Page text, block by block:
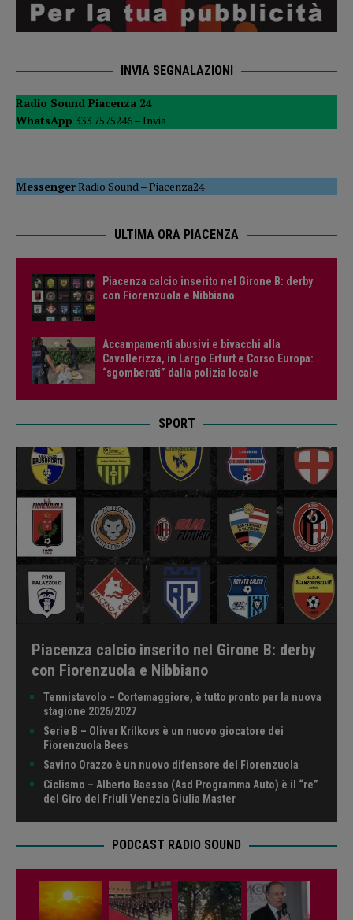
INVIA SEGNALAZIONI
Radio Sound Piacenza 24
WhatsApp 333 7575246 – Invia
MessengerRadio Sound–Piacenza24
ULTIMA ORA PIACENZA
Piacenza calcio inserito nel Girone B: derby
con Fiorenzuola e Nibbiano
Accampamenti abusivi e bivacchi alla
Cavallerizza, in Largo Erfurt e Corso Europa:
“sgomberati” dalla polizia locale
SPORT
Piacenza calcio inserito nel Girone B: derby
con Fiorenzuola e Nibbiano
Tennistavolo – Cortemaggiore, è tutto pronto per la nuova
stagione 2026/2027
Serie B – Oliver Krilkovs è un nuovo giocatore dei
Fiorenzuola Bees
Savino Orazzo è un nuovo difensore del Fiorenzuola
Ciclismo – Alberto Baesso (Asd Programma Auto) è il “re”
del Giro del Friuli Venezia Giulia Master
PODCAST RADIO SOUND